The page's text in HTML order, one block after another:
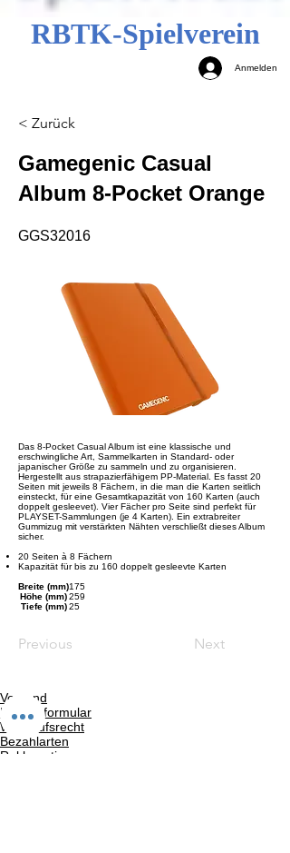
RBTK-Spielverein
Anmelden
< Zurück
Gamegenic Casual
Album 8-Pocket Orange
GGS32016
Das 8-Pocket Casual Album ist eine klassische und
erschwingliche Art, Sammelkarten in Standard- oder
japanischer Größe zu sammeln und zu organisieren.
Hergestellt aus strapazierfähigem PP-Material. Es fasst 20
Seiten mit jeweils 8 Fächern, in die man die Karten seitlich
einsteckt, für eine Gesamtkapazität von 160 Karten (auch
doppelt gesleevet). Vier Fächer pro Seite sind perfekt für
PLAYSET-Sammlungen (je 4 Karten). Ein extrabreiter
Gummizug mit verstärkten Nähten verschließt dieses Album
sicher.
20 Seiten à 8 Fächern
Kapazität für bis zu 160 doppelt gesleevte Karten
Breite (mm)175
Höhe (mm)259
Tiefe (mm) 25
Previous Next
Versand
Kontaktformular
Widerrufsrecht
Bezahlarten
Reklamation